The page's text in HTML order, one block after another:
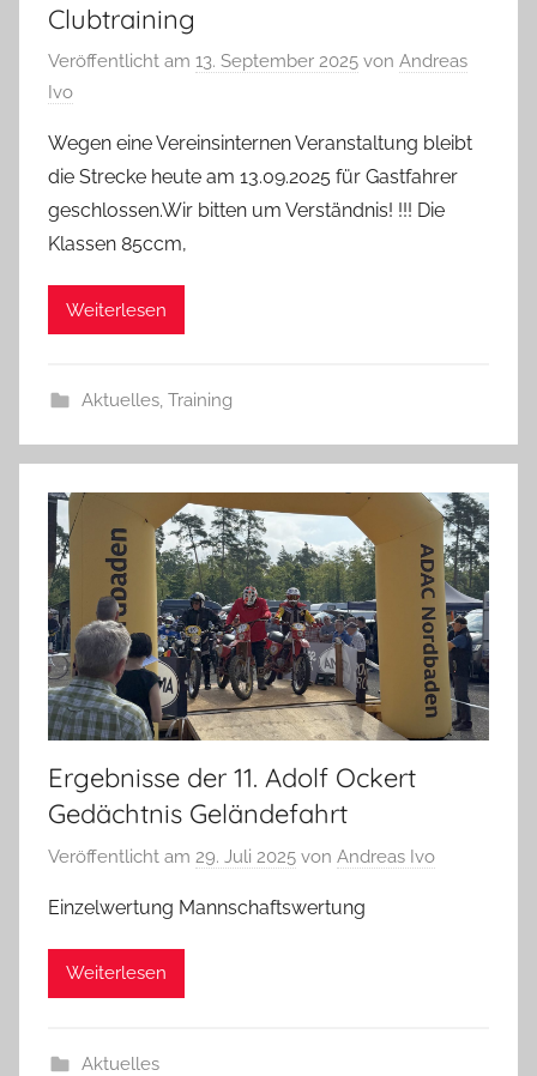
Clubtraining
Veröffentlicht am 13. September 2025 von Andreas
Ivo
Wegen eine Vereinsinternen Veranstaltung bleibt
die Strecke heute am 13.09.2025 für Gastfahrer
geschlossen.Wir bitten um Verständnis! !!! Die
Klassen 85ccm,
Weiterlesen
Aktuelles, Training
Ergebnisse der 11. Adolf Ockert
Gedächtnis Geländefahrt
Veröffentlicht am 29. Juli 2025 von Andreas Ivo
Einzelwertung Mannschaftswertung
Weiterlesen
Aktuelles